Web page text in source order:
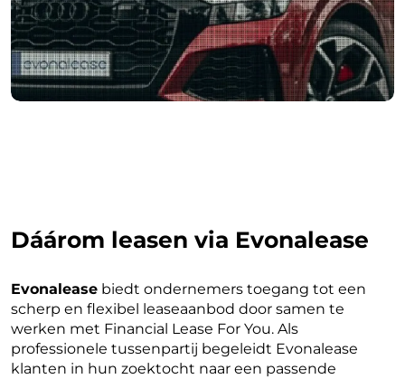
Dáárom leasen via Evonalease
Evonalease biedt ondernemers toegang tot een
scherp en flexibel leaseaanbod door samen te
werken met Financial Lease For You. Als
professionele tussenpartij begeleidt Evonalease
klanten in hun zoektocht naar een passende